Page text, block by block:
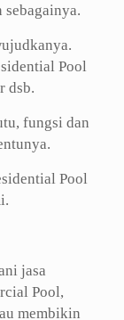
sebagainya.
Pool
dsb.
fungsi dan
Pool
jasa
Pool,
membikin